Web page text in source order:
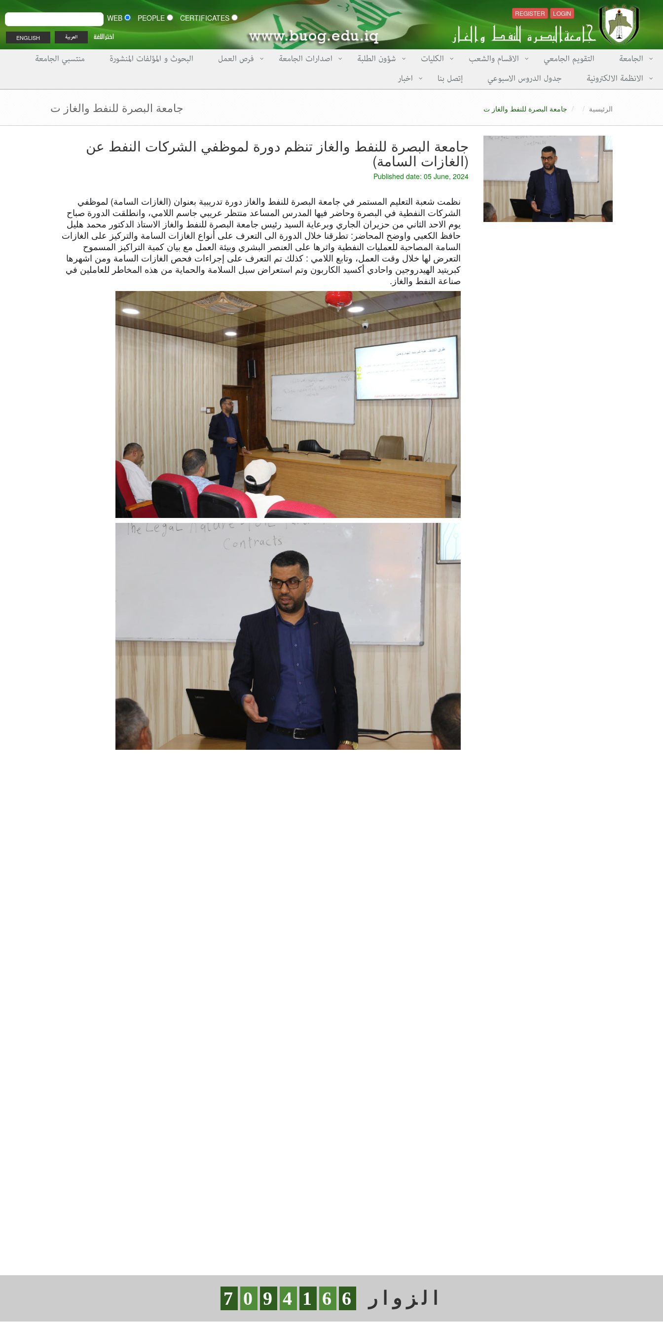
LOGIN
REGISTER
CERTIFICATES
اختر اللغة العربية ENGLISH
الجامعة التقويم الجامعي الاقسام والشعب الكليات شؤون الطلبة اصدارات الجامعة فرص العمل البحوث و المؤلفات المنشورة
منتسبي الجامعة
الانظمة الالكترونية
جدول الدروس الاسبوعي إتصل بنا اخبار
جامعة البصرة للنفط والغاز ت الرئيسية جامعة البصرة للنفط والغاز ت
جامعة البصرة للنفط والغاز تنظم دورة لموظفي الشركات النفط عن
(الغازات السامة)
Published date: 05 June, 2024
نظمت شعبة التعليم المستمر في جامعة البصرة للنفط والغاز دورة تدريبية بعنوان (الغازات السامة) لموظفي
الشركات النفطية في البصرة وحاضر فيها المدرس المساعد منتظر عريبي جاسم اللامي، وانطلقت الدورة صباح
يوم الاحد الثاني من حزيران الجاري وبرعاية السيد رئيس جامعة البصرة للنفط والغاز الاستاذ الدكتور محمد هليل
حافظ الكعبي واوضح المحاضر: تطرقنا خلال الدورة الى التعرف على أنواع الغازات السامة والتركيز على الغازات
السامة المصاحبة للعمليات النفطية واثرها على العنصر البشري وبيئة العمل مع بيان كمية التراكيز المسموح
التعرض لها خلال وقت العمل، وتابع اللامي : كذلك تم التعرف على إجراءات فحص الغازات السامة ومن اشهرها
كبريتيد الهيدروجين واحادي أكسيد الكاربون وتم استعراض سبل السلامة والحماية من هذه المخاطر للعاملين في
صناعة النفط والغاز.
الزوار 7 0 9 4 1 6 6